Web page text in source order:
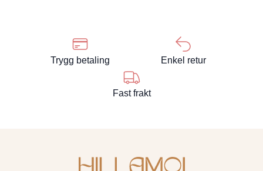
Trygg betaling Enkel retur
Fast frakt